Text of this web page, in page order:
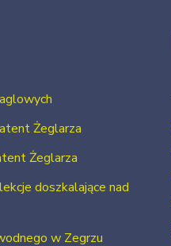
Żeglarza
Żeglarza
doszkalające nad
w Zegrzu